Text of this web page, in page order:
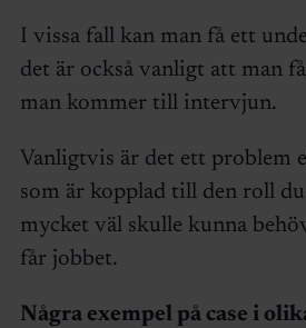
I vissa fall kan man få ett
det är också vanligt att man
man kommer till intervjun.
Vanligtvis är det ett problem
som är kopplad till den roll
mycket väl skulle kunna
får jobbet.
Några exempel på case i